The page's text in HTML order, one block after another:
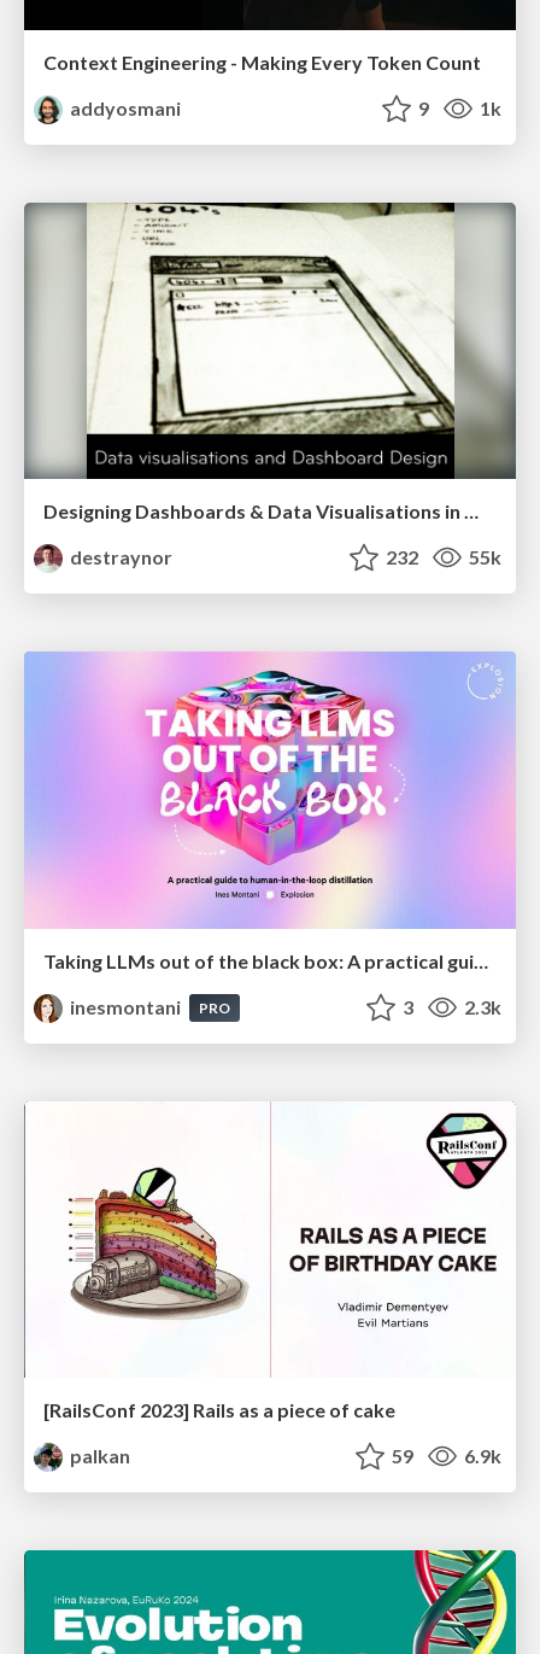
Context Engineering - Making Every Token Count
addyosmani
9 1k
Designing Dashboards & Data Visualisations in Web Apps
destraynor
232 55k
inesmontani
PRO 3 2.3k
[RailsConf 2023] Rails as a piece of cake
palkan
59 6.9k